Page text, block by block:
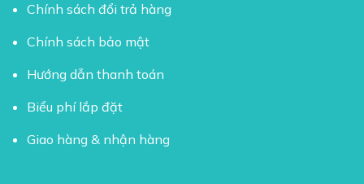
Chính sách đổi trả hàng
Chính sách bảo mật
Hướng dẫn thanh toán
Biểu phí lắp đặt
Giao hàng & nhận hàng